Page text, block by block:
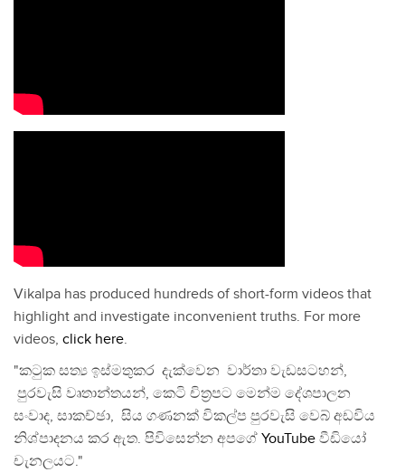
Vikalpa has produced hundreds of short-form videos that
highlight and investigate inconvenient truths. For more
videos, click here.
"කටුක සත්‍ය ඉස්මතුකර දැක්වෙන වාර්තා වැඩසටහන්,
පුරවැසි වෘතාන්තයන්, කෙටි චිත්‍රපට මෙන්ම දේශපාලන
සංවාද, සාකච්ඡා, සිය ගණනක් විකල්ප පුරවැසි වෙබ් අඩවිය
නිශ්පාදනය කර ඇත. පිවිසෙන්න අපගේ YouTube වීඩියෝ
චැනලයට."